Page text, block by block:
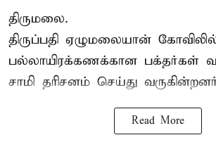
திருமலை.
திருப்பதி ஏழுமலையான்
பல்லாயிரக்கணக்கான பக்தர்கள்
சாமி தரிசனம் செய்து
Read More